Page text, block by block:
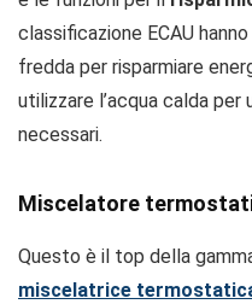
classificazione ECAU
fredda per risparmiare
utilizzare l’acqua calda per
necessari.
Miscelatore
Questo è il top della
miscelatrice